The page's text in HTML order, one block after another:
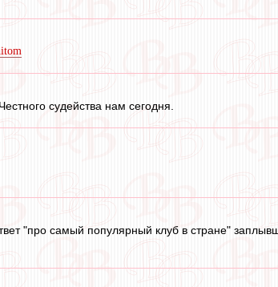
судейства нам сегодня.
"про самый популярный клуб в стране"